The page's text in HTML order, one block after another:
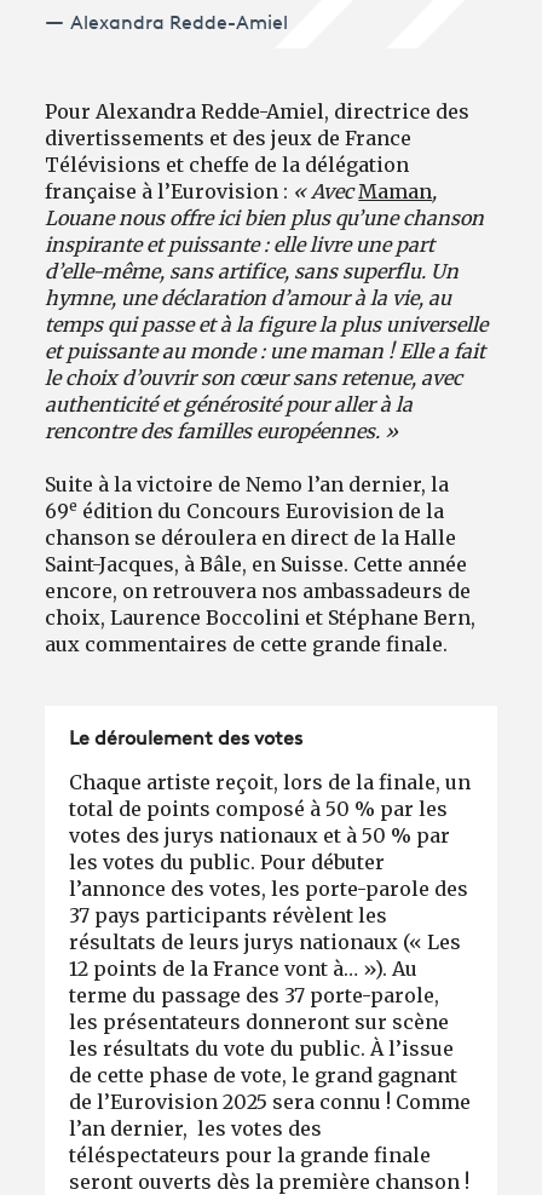
Alexandra Redde-Amiel
Pour Alexandra Redde-Amiel, directrice des
divertissements et des jeux de France
Télévisions et cheffe de la délégation
française à l’Eurovision : « AvecMaman,
Louane nous offre ici bien plus qu’une chanson
inspirante et puissante : elle livre une part
d’elle-même, sans artifice, sans superflu. Un
hymne, une déclaration d’amour à la vie, au
temps qui passe et à la figure la plus universelle
et puissante au monde : une maman ! Elle a fait
le choix d’ouvrir son cœur sans retenue, avec
authenticité et générosité pour aller à la
rencontre des familles européennes. »
Suite à la victoire de Nemo l’an dernier, la
69e édition du Concours Eurovision de la
chanson se déroulera en direct de la Halle
Saint-Jacques, à Bâle, en Suisse. Cette année
encore, on retrouvera nos ambassadeurs de
choix, Laurence Boccolini et Stéphane Bern,
aux commentaires de cette grande finale.
Le déroulement des votes
Chaque artiste reçoit, lors de la finale, un
total de points composé à 50 % par les
votes des jurys nationaux et à 50 % par
les votes du public. Pour débuter
l’annonce des votes, les porte-parole des
37 pays participants révèlent les
résultats de leurs jurys nationaux (« Les
12 points de la France vont à… »). Au
terme du passage des 37 porte-parole,
les présentateurs donneront sur scène
les résultats du vote du public. À l’issue
de cette phase de vote, le grand gagnant
de l’Eurovision 2025 sera connu ! Comme
l’an dernier, les votes des
téléspectateurs pour la grande finale
seront ouverts dès la première chanson !